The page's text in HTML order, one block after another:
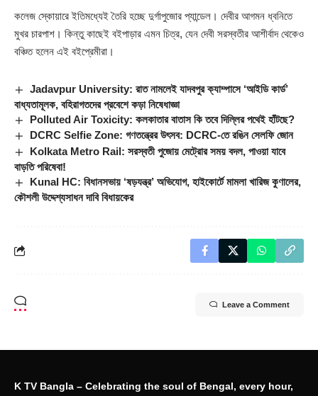
কলেজ স্কোয়ারে ইতিমধ্যেই তৈরি হচ্ছে দুর্গাপুজোর প্যান্ডেল। দেবীর আগমন ধ্বনিতে
মুখর চারপাশ। কিন্তু কাছেই বইপাড়ার এমন চিত্র, যেন দেবী সরস্বতীর আশীর্বাদ থেকেও
বঞ্চিত হলেন এই বইপ্রেমীরা।
Jadavpur University: রাত নামলেই যাদবপুর ক্যাম্পাসে ‘আইডি কার্ড’
বাধ্যতামূলক, বহিরাগতদের প্রবেশে কড়া নিষেধাজ্ঞা
Polluted Air Toxicity: কলকাতার বাতাস কি তবে দিল্লির পথেই হাঁটছে?
DCRC Selfie Zone: গণতন্ত্রের উৎসব: DCRC-তে রঙিন সেলফি জোন
Kolkata Metro Rail: সরস্বতী পুজোয় মেট্রোর সময় বদল, পাওয়া যাবে
বাড়তি পরিষেবা!
Kunal HC: বিধানসভায় ‘ষড়যন্ত্র’ অভিযোগ, হাইকোর্টে মামলা খারিজ কুণালের,
কৌশলী উদ্দেশ্যসাধন দাবি বিধায়কের
Leave a Comment
K TV Bangla – Celebrating the soul of Bengal, every hour,